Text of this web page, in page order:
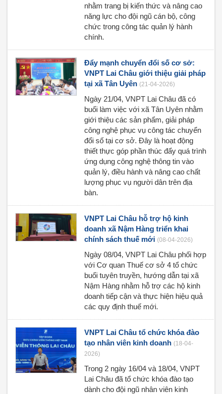
nhằm trang bị kiến thức và nâng cao
năng lực cho đội ngũ cán bộ, công
chức trong công tác quản lý hành
chính.
Đẩy mạnh chuyển đổi số cơ sở:
VNPT Lai Châu giới thiệu giải pháp
tại xã Tân Uyên (21-04-2026)
Ngày 21/04, VNPT Lai Châu đã có
buổi làm việc với xã Tân Uyên nhằm
giới thiệu các sản phẩm, giải pháp
công nghệ phục vụ công tác chuyển
đổi số tại cơ sở. Đây là hoạt động
thiết thực góp phần thúc đẩy quá trình
ứng dụng công nghệ thông tin vào
quản lý, điều hành và nâng cao chất
lượng phục vụ người dân trên địa
bàn.
VNPT Lai Châu hỗ trợ hộ kinh
doanh xã Nậm Hàng triển khai
chính sách thuế mới (08-04-2026)
Ngày 08/04, VNPT Lai Châu phối hợp
với Cơ quan Thuế cơ sở 4 tổ chức
buổi tuyên truyền, hướng dẫn tại xã
Nậm Hàng nhằm hỗ trợ các hộ kinh
doanh tiếp cận và thực hiện hiệu quả
các quy định thuế mới.
VNPT Lai Châu tổ chức khóa đào
tạo nhân viên kinh doanh (18-04-
2026)
Trong 2 ngày 16/04 và 18/04, VNPT
Lai Châu đã tổ chức khóa đào tạo
dành cho đội ngũ nhân viên kinh